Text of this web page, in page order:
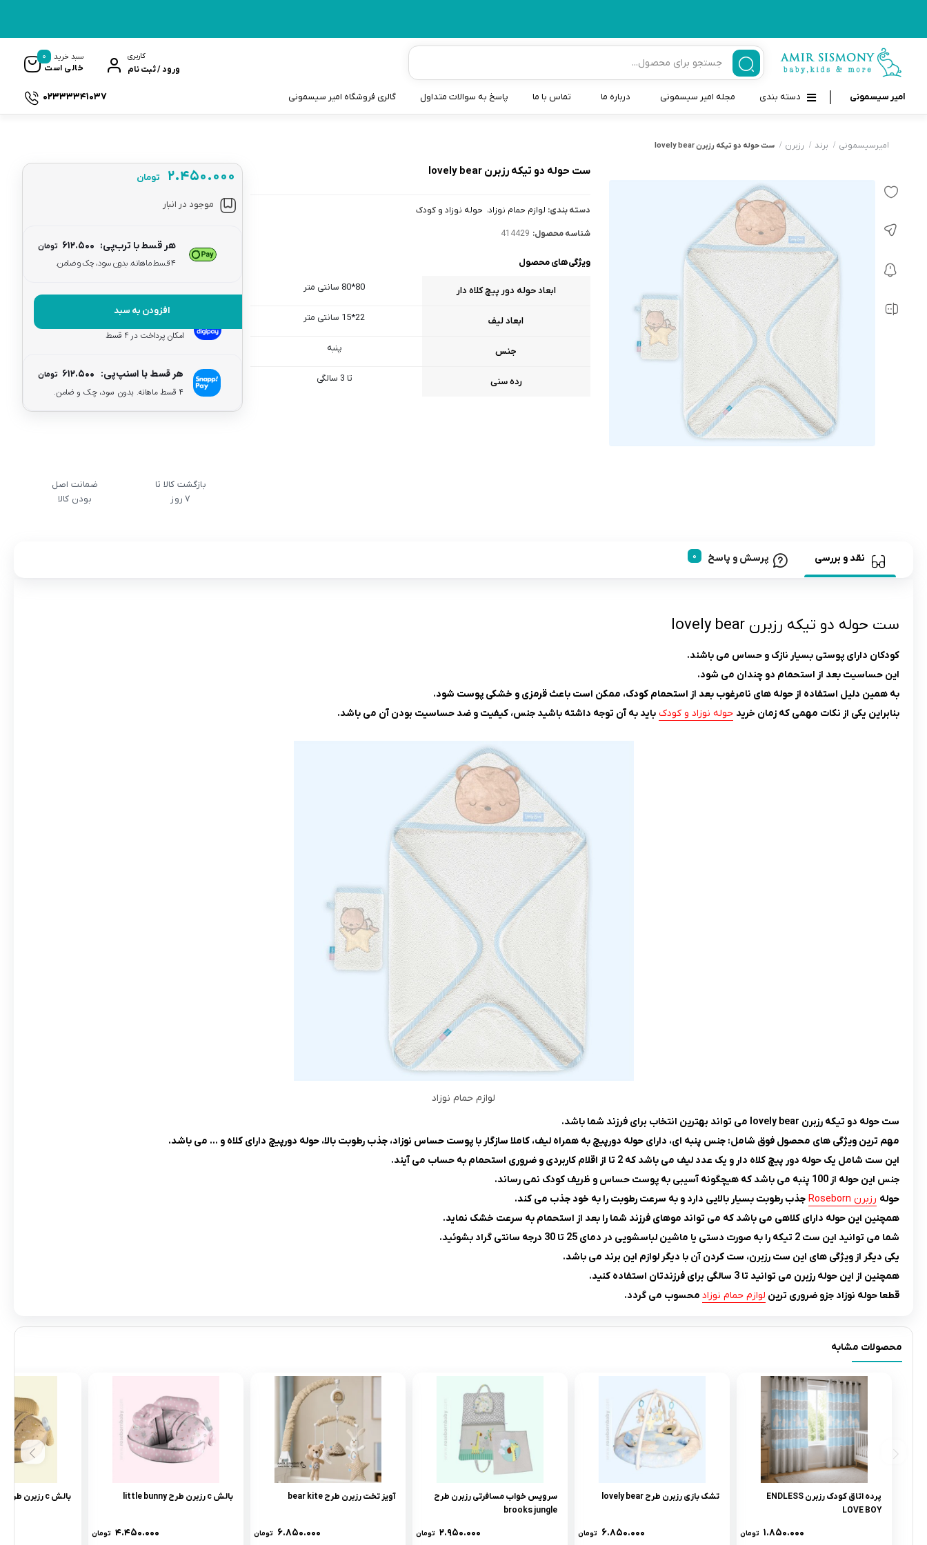
کاربری
ورود / ثبت نام
سبد خرید
خالی است
0
امیر سیسمونی دسته بندی
قاب و بندپستانک
شانه برس کودک
پواربینی
مسواک و خمیر دندان کودک
تب سنج نوزاد و کودک
رابط و پد سینه
دستگاه بخور سرد کودک
لوازم حمام نوزاد
لوازم اتاق نوزاد و کودک
اسباب بازی دخترانه و پسرانه
مجله امیر سیسمونی درباره ما تماس با ما پاسخ به سوالات متداول گالری فروشگاه امیر سیسمونی 02333341037
امیرسیسمونی برند رزبرن ست حوله دو تیکه رزبرن lovely bear
ست حوله دو تیکه رزبرن lovely bear
دسته بندی: لوازم حمام نوزاد حوله نوزاد و کودک
شناسه محصول: 414429
ویژگی‌های محصول
ابعاد حوله دور پیچ کلاه دار 80*80 سانتی متر
ابعاد لیف 22*15 سانتی متر
جنس پنبه
رده سنی تا 3 سالگی
۲.۴۵۰.۰۰۰ تومان
موجود در انبار
هر قسط با ترب‌پی: ۶۱۲.۵۰۰ تومان
۴ قسط ماهانه. بدون سود، چک و ضامن.
افزودن به سبد
هر قسط با دیجی‌پی:
امکان پرداخت در 4 قسط
هر قسط با اسنپ‌پی: ۶۱۲.۵۰۰ تومان
۴ قسط ماهانه. بدون سود، چک و ضامن.
بازگشت کالا تا
7 روز
ضمانت اصل
بودن کالا
نقد و بررسی پرسش و پاسخ
ست حوله دو تیکه رزبرن lovely bear
کودکان دارای پوستی بسیار نازک و حساس می باشند.
این حساسیت بعد از استحمام دو چندان می شود.
به همین دلیل استفاده از حوله های نامرغوب بعد از استحمام کودک، ممکن است باعث قرمزی و خشکی پوست شود.
بنابراین یکی از نکات مهمی که زمان خرید حوله نوزاد و کودک باید به آن توجه داشته باشید جنس، کیفیت و ضد حساسیت بودن آن می باشد.
لوازم حمام نوزاد
ست حوله دو تیکه رزبرن lovely bear می تواند بهترین انتخاب برای فرزند شما باشد.
مهم ترین ویژگی های محصول فوق شامل: جنس پنبه ای، دارای حوله دورپیچ به همراه لیف، کاملا سازگار با پوست حساس نوزاد، جذب رطوبت بالا، حوله دورپیچ دارای کلاه و … می باشد.
این ست شامل یک حوله دور پیچ کلاه دار و یک عدد لیف می باشد که 2 تا از اقلام کاربردی و ضروری استحمام به حساب می آیند.
جنس این حوله از 100 پنبه می باشد که هیچگونه آسیبی به پوست حساس و ظریف کودک نمی رساند.
حوله رزبرن Roseborn
جذب رطوبت بسیار بالایی دارد و به سرعت رطوبت را به خود جذب می کند.
همچنین این حوله دارای کلاهی می باشد که می تواند موهای فرزند شما را بعد از استحمام به سرعت خشک نماید.
شما می توانید این ست 2 تیکه را به صورت دستی یا ماشین لباسشویی در دمای 25 تا 30 درجه سانتی گراد بشوئید.
یکی دیگر از ویژگی های این ست رزبرن، ست کردن آن با دیگر لوازم این برند می باشد.
همچنین از این حوله رزبرن می توانید تا 3 سالگی برای فرزندتان استفاده کنید.
قطعا حوله نوزاد جزو ضروری ترین لوازم حمام نوزاد محسوب می گردد.
محصولات مشابه
پرده اتاق کودک رزبرن ENDLESS
LOVE BOY
۱.۸۵۰.۰۰۰ تومان
تشک بازی رزبرن طرح lovely bear
۶.۸۵۰.۰۰۰ تومان
سرویس خواب مسافرتی رزبرن طرح
brooks jungle
۲.۹۵۰.۰۰۰ تومان
آویز تخت رزبرن طرح bear kite
۶.۸۵۰.۰۰۰ تومان
بالش c رزبرن طرح little bunny
۴.۴۵۰.۰۰۰ تومان
بالش c رزبرن طرح bear kite